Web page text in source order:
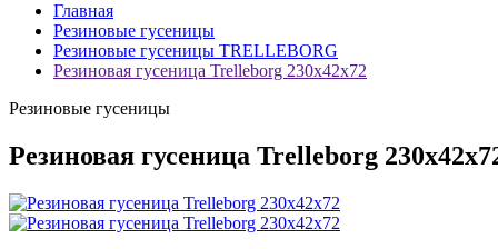
Главная
Резиновые гусеницы
Резиновые гусеницы TRELLEBORG
Резиновая гусеница Trelleborg 230x42x72
Резиновые гусеницы
Резиновая гусеница Trelleborg